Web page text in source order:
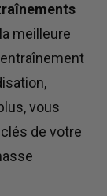
meilleure
vous
de votre